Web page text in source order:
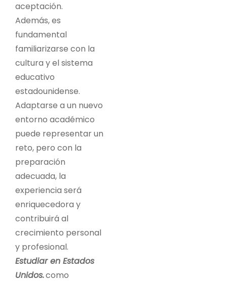
aceptación.
Además, es
fundamental
familiarizarse con la
cultura y el sistema
educativo
estadounidense.
Adaptarse a un nuevo
entorno académico
puede representar un
reto, pero con la
preparación
adecuada, la
experiencia será
enriquecedora y
contribuirá al
crecimiento personal
y profesional.
Estudiar en Estados
Unidos.como